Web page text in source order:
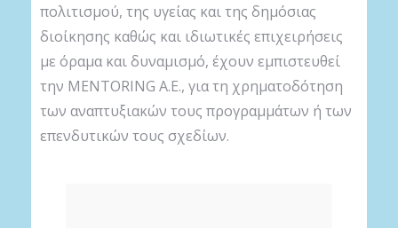
πολιτισμού, της υγείας και της δημόσιας
διοίκησης καθώς και ιδιωτικές επιχειρήσεις
με όραμα και δυναμισμό, έχουν εμπιστευθεί
την MENTORING A.E., για τη χρηματοδότηση
των αναπτυξιακών τους προγραμμάτων ή των
επενδυτικών τους σχεδίων.